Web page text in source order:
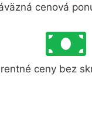
cenová
ceny bez